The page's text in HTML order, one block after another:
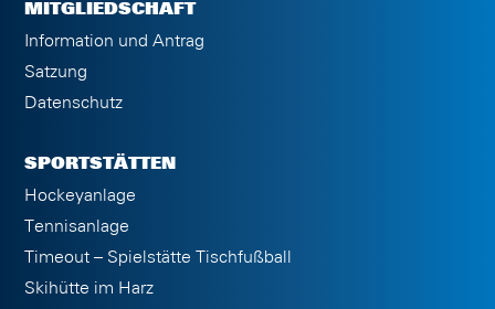
MITGLIEDSCHAFT
Information und Antrag
Satzung
Datenschutz
SPORTSTÄTTEN
Hockeyanlage
Tennisanlage
Timeout – Spielstätte Tischfußball
Skihütte im Harz